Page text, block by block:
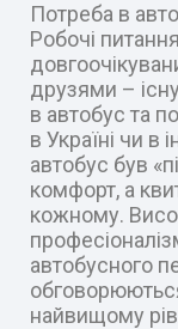
Потреба в
Робочі
друзями –
в автобус та
в Україні чи
автобус був
комфорт, а
кожному.
автобусного
найвищому